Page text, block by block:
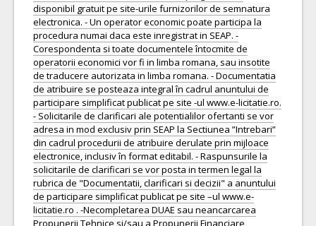
disponibil gratuit pe site-urile furnizorilor de semnatura
electronica. - Un operator economic poate participa la
procedura numai daca este inregistrat in SEAP. -
Corespondenta si toate documentele întocmite de
operatorii economici vor fi in limba romana, sau insotite
de traducere autorizata in limba romana. - Documentatia
de atribuire se posteaza integral în cadrul anuntului de
participare simplificat publicat pe site -ul www.e-licitatie.ro.
- Solicitarile de clarificari ale potentialilor ofertanti se vor
adresa in mod exclusiv prin SEAP la Sectiunea ”Intrebari”
din cadrul procedurii de atribuire derulate prin mijloace
electronice, inclusiv în format editabil. - Raspunsurile la
solicitarile de clarificari se vor posta in termen legal la
rubrica de "Documentatii, clarificari si decizii" a anuntului
de participare simplificat publicat pe site –ul www.e-
licitatie.ro . -Necompletarea DUAE sau neancarcarea
Propunerii Tehnice si/sau a Propunerii Financiare,